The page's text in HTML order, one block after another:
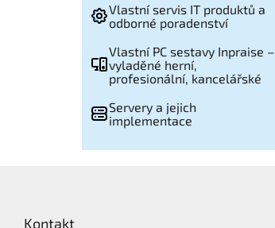
Vlastní servis IT produktů a
odborné poradenství
Vlastní PC sestavy Inpraise –
vyladěné herní,
profesionální, kancelářské
Servery a jejich
implementace
Kontakt